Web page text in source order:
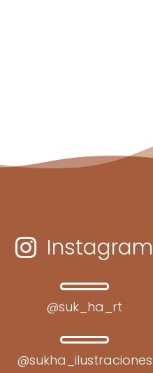
 Instagram
@suk_ha_rt
@sukha_ilustraciones